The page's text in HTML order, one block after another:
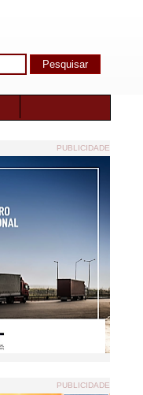
PUBLICIDADE
PUBLICIDADE